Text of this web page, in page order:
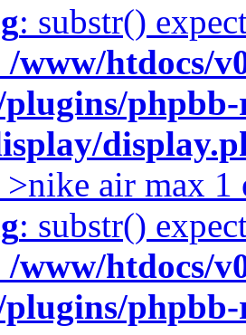
: substr()
/www/htdocs/
phpbb-
air max 1
: substr()
/www/htdocs/
phpbb-